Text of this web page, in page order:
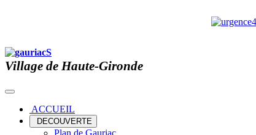
Village de Haute-Gironde
ACCUEIL
DECOUVERTE
Plan de Gauriac